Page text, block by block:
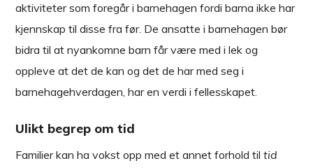
aktiviteter som foregår i barnehagen fordi barna ikke har
kjennskap til disse fra før. De ansatte i barnehagen bør
bidra til at nyankomne barn får være med i lek og
oppleve at det de kan og det de har med seg i
barnehagehverdagen, har en verdi i fellesskapet.
Ulikt begrep om tid
Familier kan ha vokst opp med et annet forhold tiltid